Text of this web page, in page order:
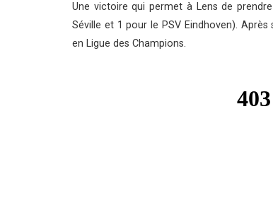
Une victoire qui permet à Lens de
Séville et 1 pour le PSV Eindhoven).
en Ligue des Champions.